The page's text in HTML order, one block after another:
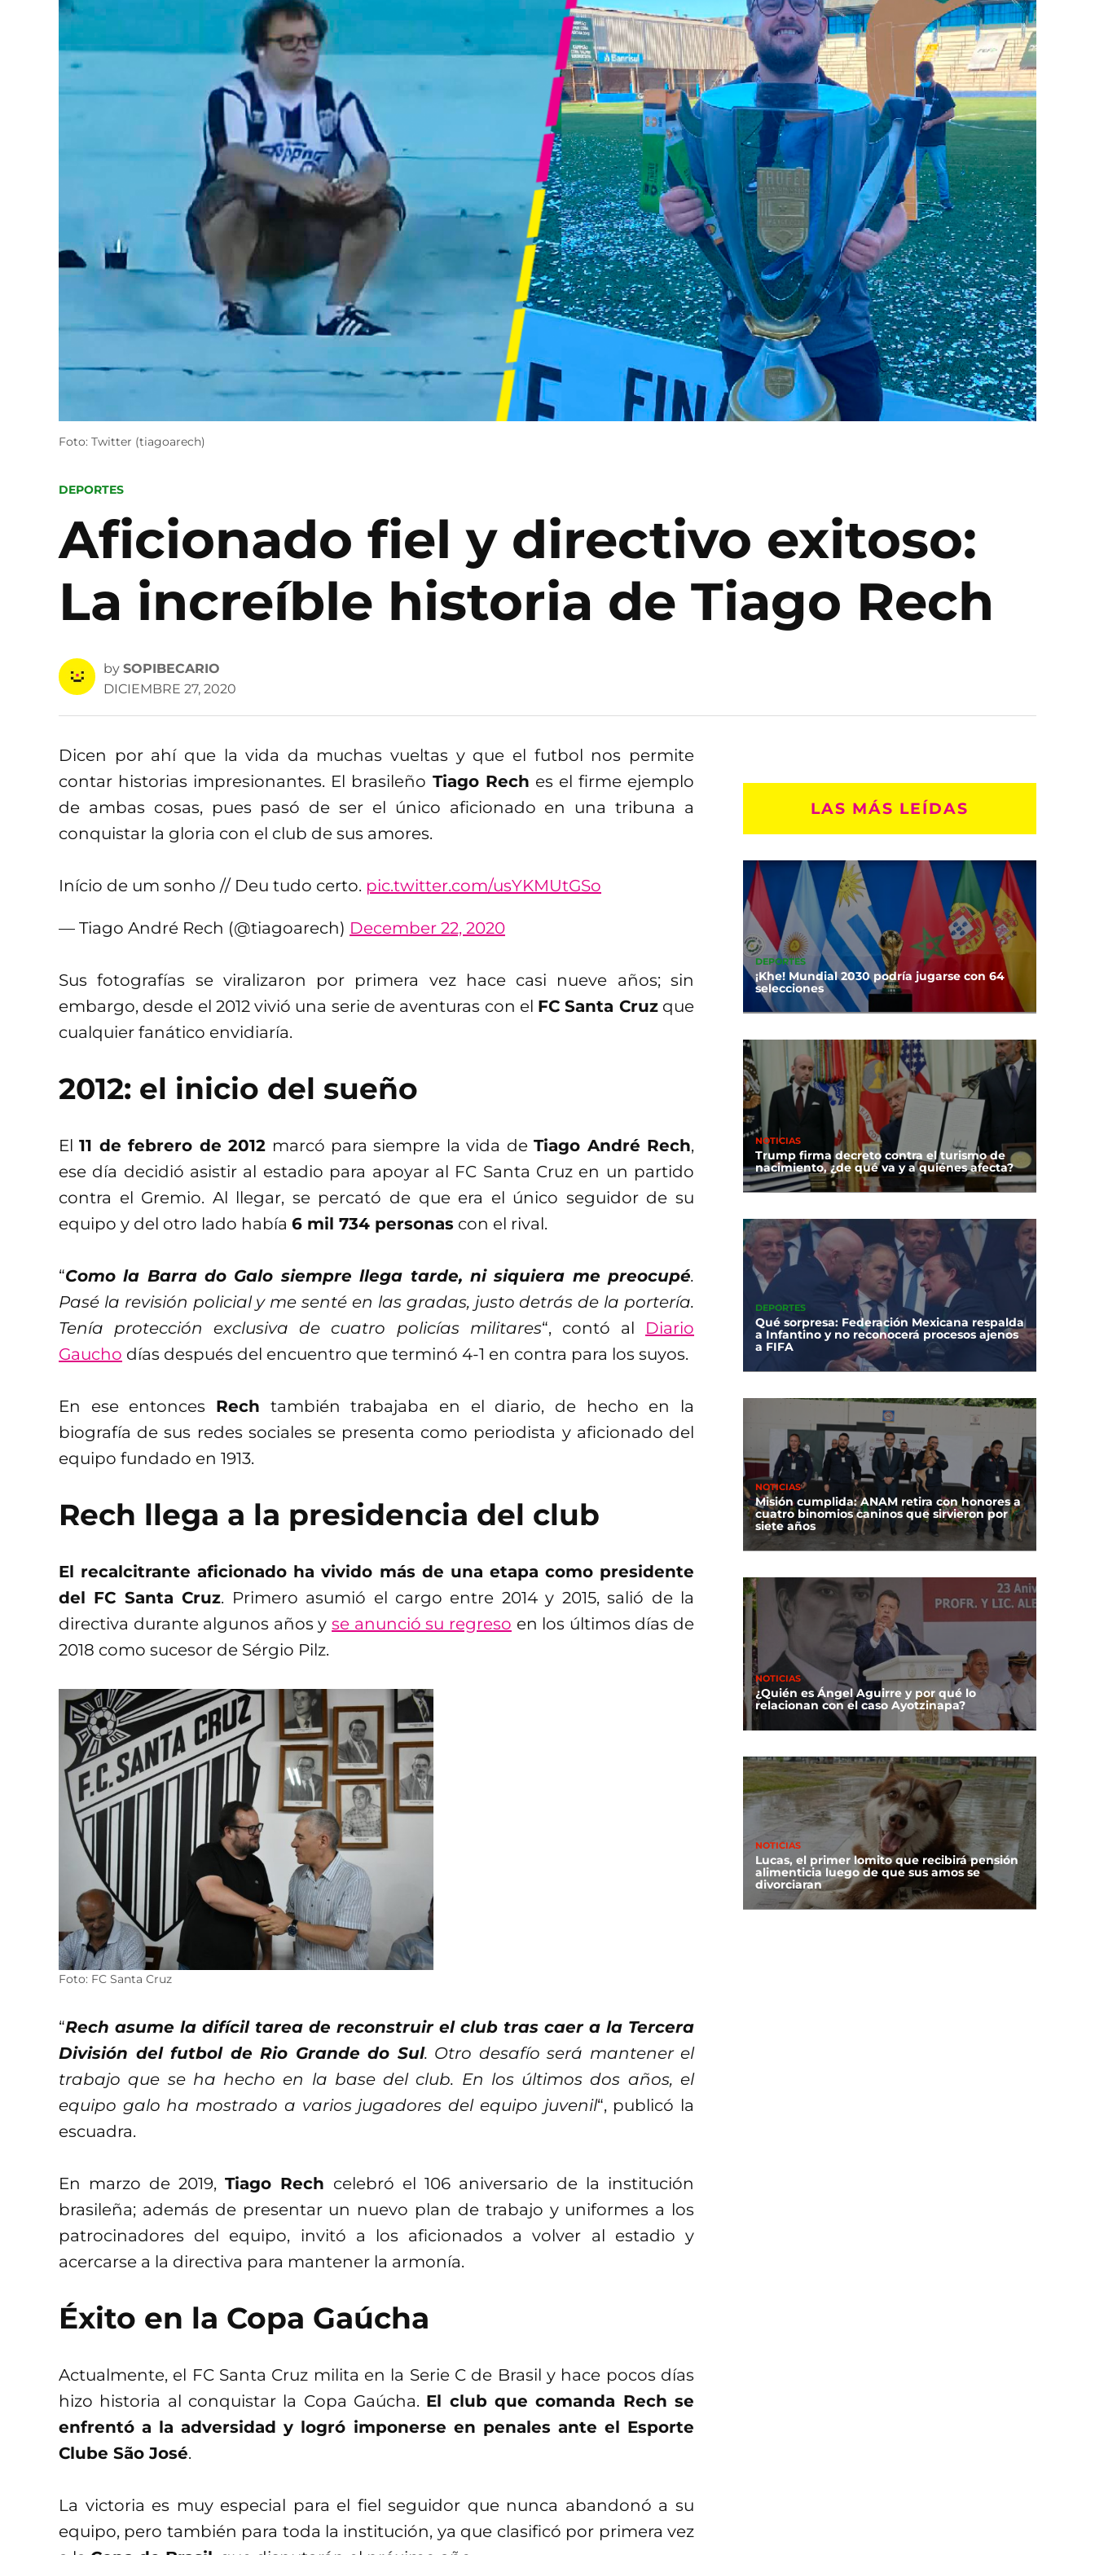
Foto: Twitter (tiagoarech)
POSTED
DEPORTES
Aficionado fiel y directivo exitoso:
La increíble historia de Tiago Rech
by SOPIBECARIO
DICIEMBRE 27, 2020
Dicen por ahí que la vida da muchas vueltas y que el futbol nos permite
contar historias impresionantes. El brasileño Tiago Rech es el firme ejemplo
de ambas cosas, pues pasó de ser el único aficionado en una tribuna a
conquistar la gloria con el club de sus amores.
Início de um sonho // Deu tudo certo. pic.twitter.com/usYKMUtGSo
— Tiago André Rech (@tiagoarech) December 22, 2020
Sus fotografías se viralizaron por primera vez hace casi nueve años; sin
embargo, desde el 2012 vivió una serie de aventuras con el FC Santa Cruzque
cualquier fanático envidiaría.
2012: el inicio del sueño
El11 de febrero de 2012 marcó para siempre la vida deTiago André Rech,
ese día decidió asistir al estadio para apoyar al FC Santa Cruz en un partido
contra el Gremio. Al llegar, se percató de que era el único seguidor de su
equipo y del otro lado había 6 mil 734 personas con el rival.
“Como la Barra do Galo siempre llega tarde, ni siquiera me preocupé.
Pasé la revisión policial y me senté en las gradas, justo detrás de la portería.
Tenía protección exclusiva de cuatro policías militares“, contó al Diario
Gaucho días después del encuentro que terminó 4-1 en contra para los suyos.
En ese entonces Rech también trabajaba en el diario, de hecho en la
biografía de sus redes sociales se presenta como periodista y aficionado del
equipo fundado en 1913.
Rech llega a la presidencia del club
El recalcitrante aficionado ha vivido más de una etapa como presidente
del FC Santa Cruz. Primero asumió el cargo entre 2014 y 2015, salió de la
directiva durante algunos años yse anunció su regreso en los últimos días de
2018 como sucesor de Sérgio Pilz.
Foto: FC Santa Cruz
“Rech asume la difícil tarea de reconstruir el club tras caer a la Tercera
División del futbol de Rio Grande do Sul. Otro desafío será mantener el
trabajo que se ha hecho en la base del club. En los últimos dos años, el
equipo galo ha mostrado a varios jugadores del equipo juvenil“, publicó la
escuadra.
En marzo de 2019, Tiago Rech celebró el 106 aniversario de la institución
brasileña; además de presentar un nuevo plan de trabajo y uniformes a los
patrocinadores del equipo, invitó a los aficionados a volver al estadio y
acercarse a la directiva para mantener la armonía.
Éxito en la Copa Gaúcha
Actualmente, el FC Santa Cruz milita en la Serie C de Brasil y hace pocos días
hizo historia al conquistar la Copa Gaúcha. El club que comanda Rech se
enfrentó a la adversidad y logró imponerse en penales ante el Esporte
Clube São José.
La victoria es muy especial para el fiel seguidor que nunca abandonó a su
equipo, pero también para toda la institución, ya que clasificó por primera vez
LAS MÁS LEÍDAS
DEPORTES
¡Khe! Mundial 2030 podría jugarse con 64
selecciones
NOTICIAS
Trump firma decreto contra el turismo de
nacimiento, ¿de qué va y a quiénes afecta?
DEPORTES
Qué sorpresa: Federación Mexicana respalda
a Infantino y no reconocerá procesos ajenos
a FIFA
NOTICIAS
Misión cumplida: ANAM retira con honores a
cuatro binomios caninos que sirvieron por
siete años
NOTICIAS
¿Quién es Ángel Aguirre y por qué lo
relacionan con el caso Ayotzinapa?
NOTICIAS
Lucas, el primer lomito que recibirá pensión
alimenticia luego de que sus amos se
divorciaran